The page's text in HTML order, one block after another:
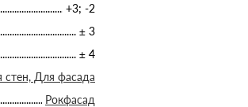
+3; -2
± 3
± 4
Для фасада
Рокфасад